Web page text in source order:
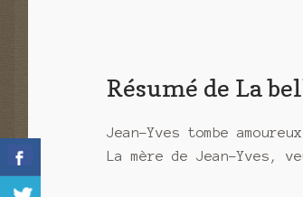
Résumé de La
Jean-Yves tombe
La mère de Jean-Yves,